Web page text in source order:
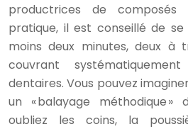
productrices de composés
pratique, il est conseillé de
moins deux minutes, deux à
couvrant
dentaires. Vous pouvez
un « balayage méthodique »
oubliez les coins, la